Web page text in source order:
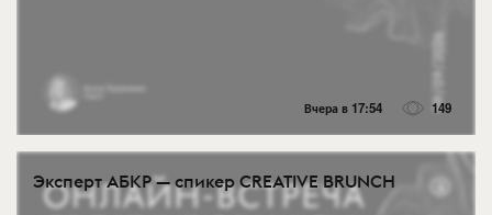
Вчера в 17:54 149
Эксперт АБКР — спикер CREATIVE BRUNCH